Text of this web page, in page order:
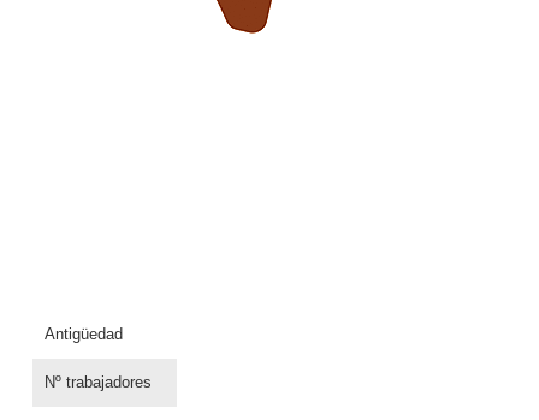
Antigüedad
Nº trabajadores